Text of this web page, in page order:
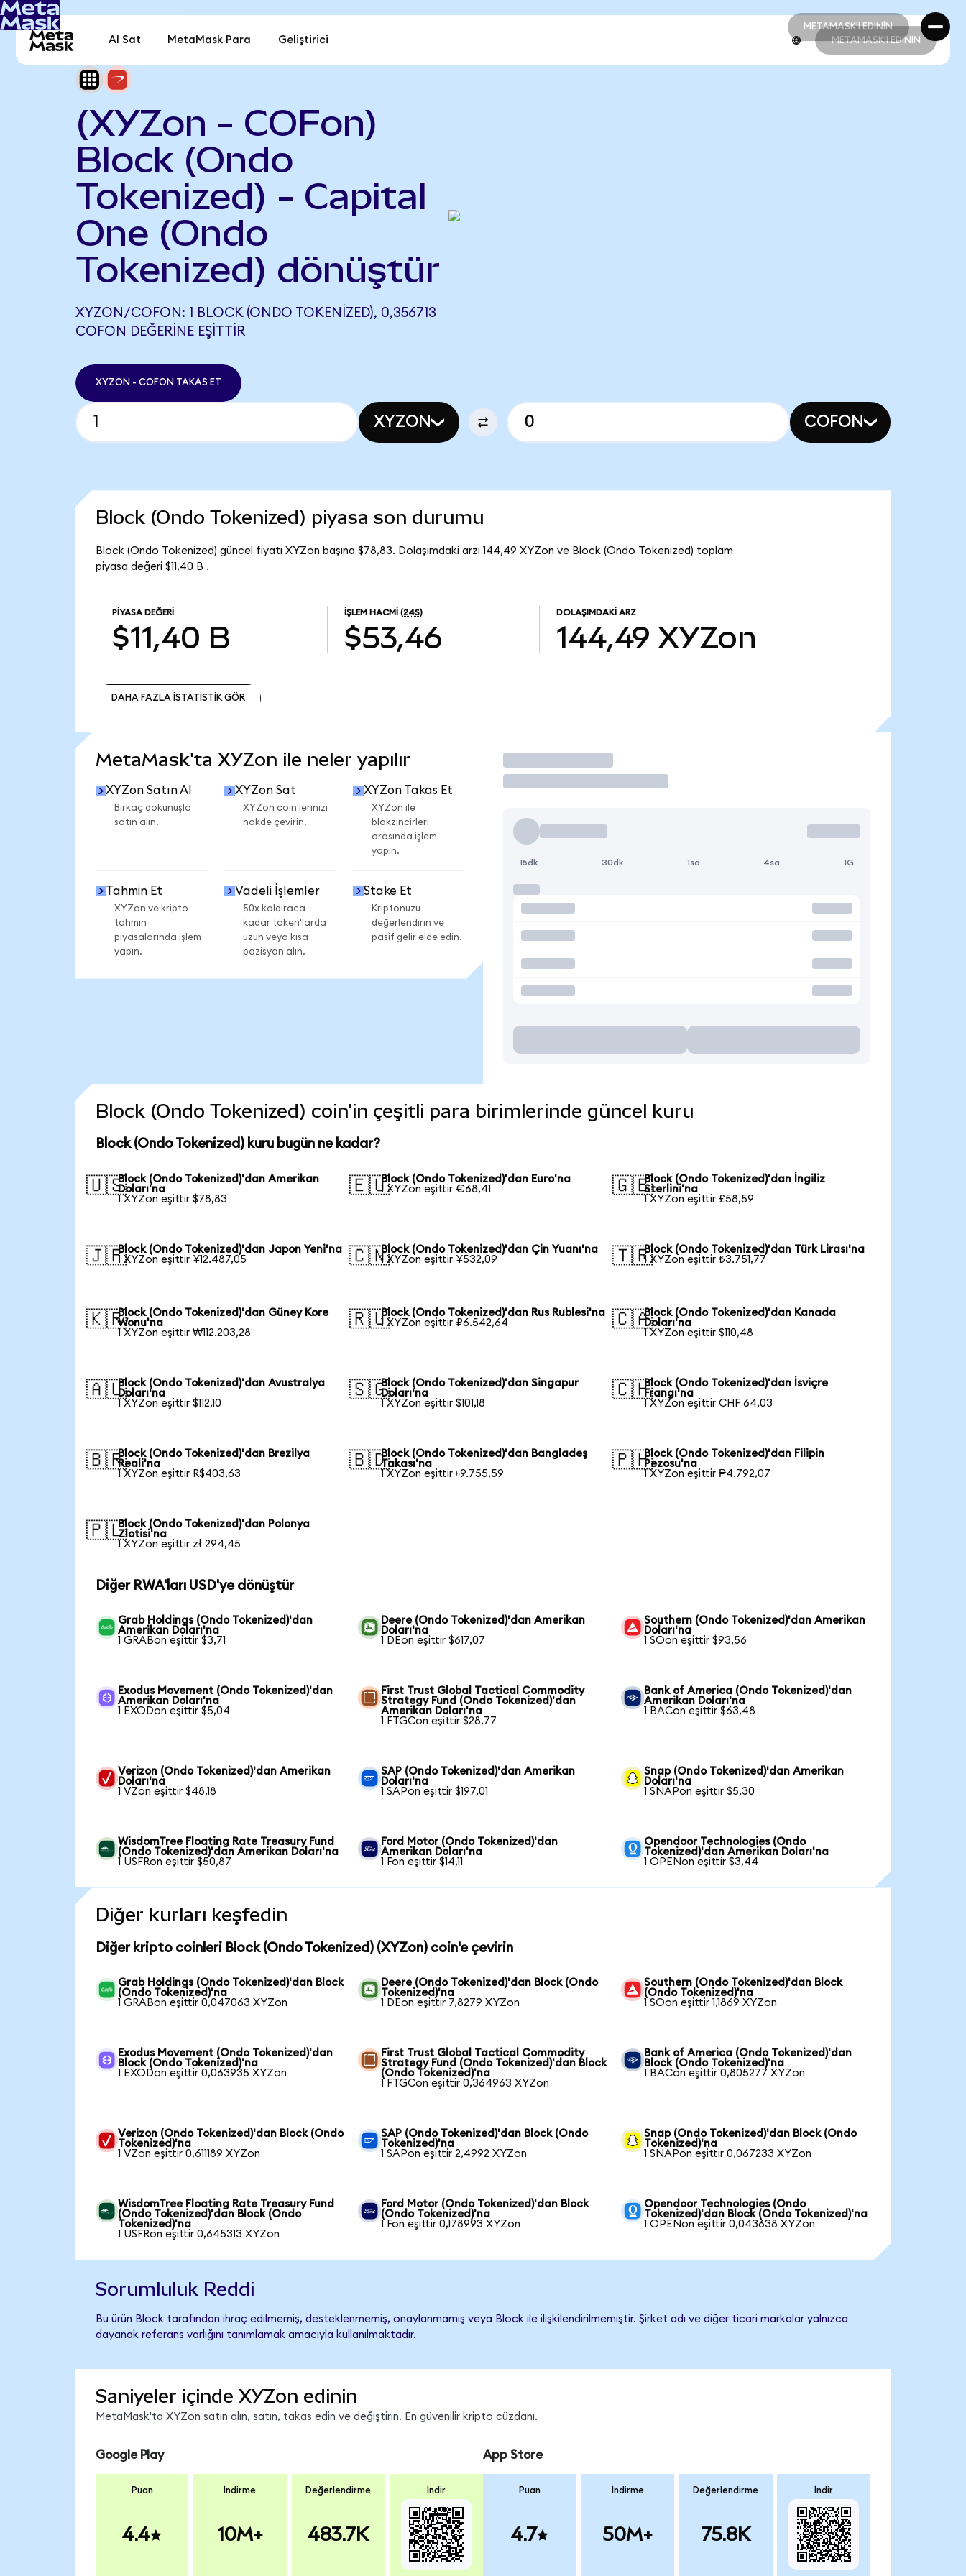
METAMASK'I EDİNİN
METAMASK'I EDİNİN
Al Sat MetaMask Para Geliştirici METAMASK'I EDİNİN
(XYZon - COFon)
Block (Ondo
Tokenized) - Capital
One (Ondo
Tokenized) dönüştür
XYZON/COFON: 1 BLOCK (ONDO TOKENIZED), 0,356713
COFON DEĞERINE EŞITTIR
XYZON - COFON TAKAS ET
XYZON COFON
Block (Ondo Tokenized) piyasa son durumu
Block (Ondo Tokenized) güncel fiyatı XYZon başına $78,83. Dolaşımdaki arzı 144,49 XYZon ve Block (Ondo Tokenized) toplam
piyasa değeri $11,40 B .
PIYASA DEĞERI
$11,40 B
İŞLEM HACMI (24S)
$53,46
DOLAŞIMDAKI ARZ
144,49 XYZon
DAHA FAZLA İSTATİSTİK GÖR
MetaMask'ta XYZon ile neler yapılır
XYZon Satın Al
Birkaç dokunuşla
satın alın.
XYZon Sat
XYZon coin'lerinizi
nakde çevirin.
XYZon Takas Et
XYZon ile
blokzincirleri
arasında işlem
yapın.
Tahmin Et
XYZon ve kripto
tahmin
piyasalarında işlem
yapın.
Vadeli İşlemler
50x kaldıraca
kadar token'larda
uzun veya kısa
pozisyon alın.
Stake Et
Kriptonuzu
değerlendirin ve
pasif gelir elde edin.
İşlem Yap
15dk 30dk 1sa 4sa 1G
Block (Ondo Tokenized) coin'in çeşitli para birimlerinde güncel kuru
Block (Ondo Tokenized) kuru bugün ne kadar?
🇺🇸Block (Ondo Tokenized)'dan Amerikan
Doları'na
1 XYZon eşittir $78,83
🇪🇺Block (Ondo Tokenized)'dan Euro'na
1 XYZon eşittir €68,41
🇬🇧Block (Ondo Tokenized)'dan İngiliz
Sterlini'na
1 XYZon eşittir £58,59
🇯🇵Block (Ondo Tokenized)'dan Japon Yeni'na
1 XYZon eşittir ¥12.487,05
🇨🇳Block (Ondo Tokenized)'dan Çin Yuanı'na
1 XYZon eşittir ¥532,09
🇹🇷Block (Ondo Tokenized)'dan Türk Lirası'na
1 XYZon eşittir ₺3.751,77
🇰🇷Block (Ondo Tokenized)'dan Güney Kore
Wonu'na
1 XYZon eşittir ₩112.203,28
🇷🇺Block (Ondo Tokenized)'dan Rus Rublesi'na
1 XYZon eşittir ₽6.542,64
🇨🇦Block (Ondo Tokenized)'dan Kanada
Doları'na
1 XYZon eşittir $110,48
🇦🇺Block (Ondo Tokenized)'dan Avustralya
Doları'na
1 XYZon eşittir $112,10
🇸🇬Block (Ondo Tokenized)'dan Singapur
Doları'na
1 XYZon eşittir $101,18
🇨🇭Block (Ondo Tokenized)'dan İsviçre
Frangı'na
1 XYZon eşittir CHF 64,03
🇧🇷Block (Ondo Tokenized)'dan Brezilya
Reali'na
1 XYZon eşittir R$403,63
🇧🇩Block (Ondo Tokenized)'dan Bangladeş
Takası'na
1 XYZon eşittir ৳9.755,59
🇵🇭Block (Ondo Tokenized)'dan Filipin
Pezosu'na
1 XYZon eşittir ₱4.792,07
🇵🇱Block (Ondo Tokenized)'dan Polonya
Zlotisi'na
1 XYZon eşittir zł 294,45
Diğer RWA'ları USD'ye dönüştür
Grab Holdings (Ondo Tokenized)'dan
Amerikan Doları'na
1 GRABon eşittir $3,71
Deere (Ondo Tokenized)'dan Amerikan
Doları'na
1 DEon eşittir $617,07
Southern (Ondo Tokenized)'dan Amerikan
Doları'na
1 SOon eşittir $93,56
Exodus Movement (Ondo Tokenized)'dan
Amerikan Doları'na
1 EXODon eşittir $5,04
First Trust Global Tactical Commodity
Strategy Fund (Ondo Tokenized)'dan
Amerikan Doları'na
1 FTGCon eşittir $28,77
Bank of America (Ondo Tokenized)'dan
Amerikan Doları'na
1 BACon eşittir $63,48
Verizon (Ondo Tokenized)'dan Amerikan
Doları'na
1 VZon eşittir $48,18
SAP (Ondo Tokenized)'dan Amerikan
Doları'na
1 SAPon eşittir $197,01
Snap (Ondo Tokenized)'dan Amerikan
Doları'na
1 SNAPon eşittir $5,30
WisdomTree Floating Rate Treasury Fund
(Ondo Tokenized)'dan Amerikan Doları'na
1 USFRon eşittir $50,87
Ford Motor (Ondo Tokenized)'dan
Amerikan Doları'na
1 Fon eşittir $14,11
Opendoor Technologies (Ondo
Tokenized)'dan Amerikan Doları'na
1 OPENon eşittir $3,44
Diğer kurları keşfedin
Diğer kripto coinleri Block (Ondo Tokenized) (XYZon) coin'e çevirin
Grab Holdings (Ondo Tokenized)'dan Block
(Ondo Tokenized)'na
1 GRABon eşittir 0,047063 XYZon
Deere (Ondo Tokenized)'dan Block (Ondo
Tokenized)'na
1 DEon eşittir 7,8279 XYZon
Southern (Ondo Tokenized)'dan Block
(Ondo Tokenized)'na
1 SOon eşittir 1,1869 XYZon
Exodus Movement (Ondo Tokenized)'dan
Block (Ondo Tokenized)'na
1 EXODon eşittir 0,063935 XYZon
First Trust Global Tactical Commodity
Strategy Fund (Ondo Tokenized)'dan Block
(Ondo Tokenized)'na
1 FTGCon eşittir 0,364963 XYZon
Bank of America (Ondo Tokenized)'dan
Block (Ondo Tokenized)'na
1 BACon eşittir 0,805277 XYZon
Verizon (Ondo Tokenized)'dan Block (Ondo
Tokenized)'na
1 VZon eşittir 0,611189 XYZon
SAP (Ondo Tokenized)'dan Block (Ondo
Tokenized)'na
1 SAPon eşittir 2,4992 XYZon
Snap (Ondo Tokenized)'dan Block (Ondo
Tokenized)'na
1 SNAPon eşittir 0,067233 XYZon
WisdomTree Floating Rate Treasury Fund
(Ondo Tokenized)'dan Block (Ondo
Tokenized)'na
1 USFRon eşittir 0,645313 XYZon
Ford Motor (Ondo Tokenized)'dan Block
(Ondo Tokenized)'na
1 Fon eşittir 0,178993 XYZon
Opendoor Technologies (Ondo
Tokenized)'dan Block (Ondo Tokenized)'na
1 OPENon eşittir 0,043638 XYZon
Sorumluluk Reddi
Bu ürün Block tarafından ihraç edilmemiş, desteklenmemiş, onaylanmamış veya Block ile ilişkilendirilmemiştir. Şirket adı ve diğer ticari markalar yalnızca
dayanak referans varlığını tanımlamak amacıyla kullanılmaktadır.
Saniyeler içinde XYZon edinin
MetaMask'ta XYZon satın alın, satın, takas edin ve değiştirin. En güvenilir kripto cüzdanı.
Google Play
Puan
4.4
İndirme
10M+
Değerlendirme
483.7K
İndir
App Store
Puan
4.7
İndirme
50M+
Değerlendirme
75.8K
İndir